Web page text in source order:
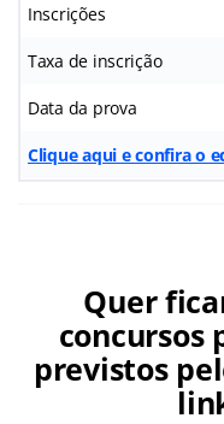
Inscrições
Taxa de inscrição
Data da prova
Clique aqui e confira o
Quer
concursos
previstos